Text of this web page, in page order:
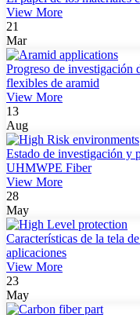
View More
21
Mar
Progreso de investigación
flexibles de aramid
View More
13
Aug
Estado de investigación y
UHMWPE Fiber
View More
28
May
Características de la tela
aplicaciones
View More
23
May